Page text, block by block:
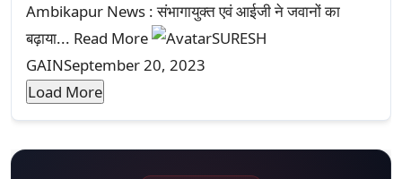
Ambikapur News : संभागायुक्त एवं आईजी ने जवानों का
बढ़ाया... Read More
SURESH
GAINSeptember 20, 2023
Load More